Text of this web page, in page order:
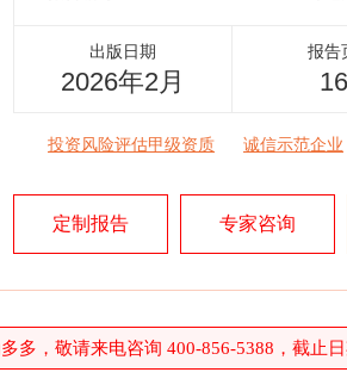
出版日期
2026年2月
报告
投资风险评估甲级资质 诚信示范企业
定制报告 专家咨询
多，敬请来电咨询 400-856-5388，截止